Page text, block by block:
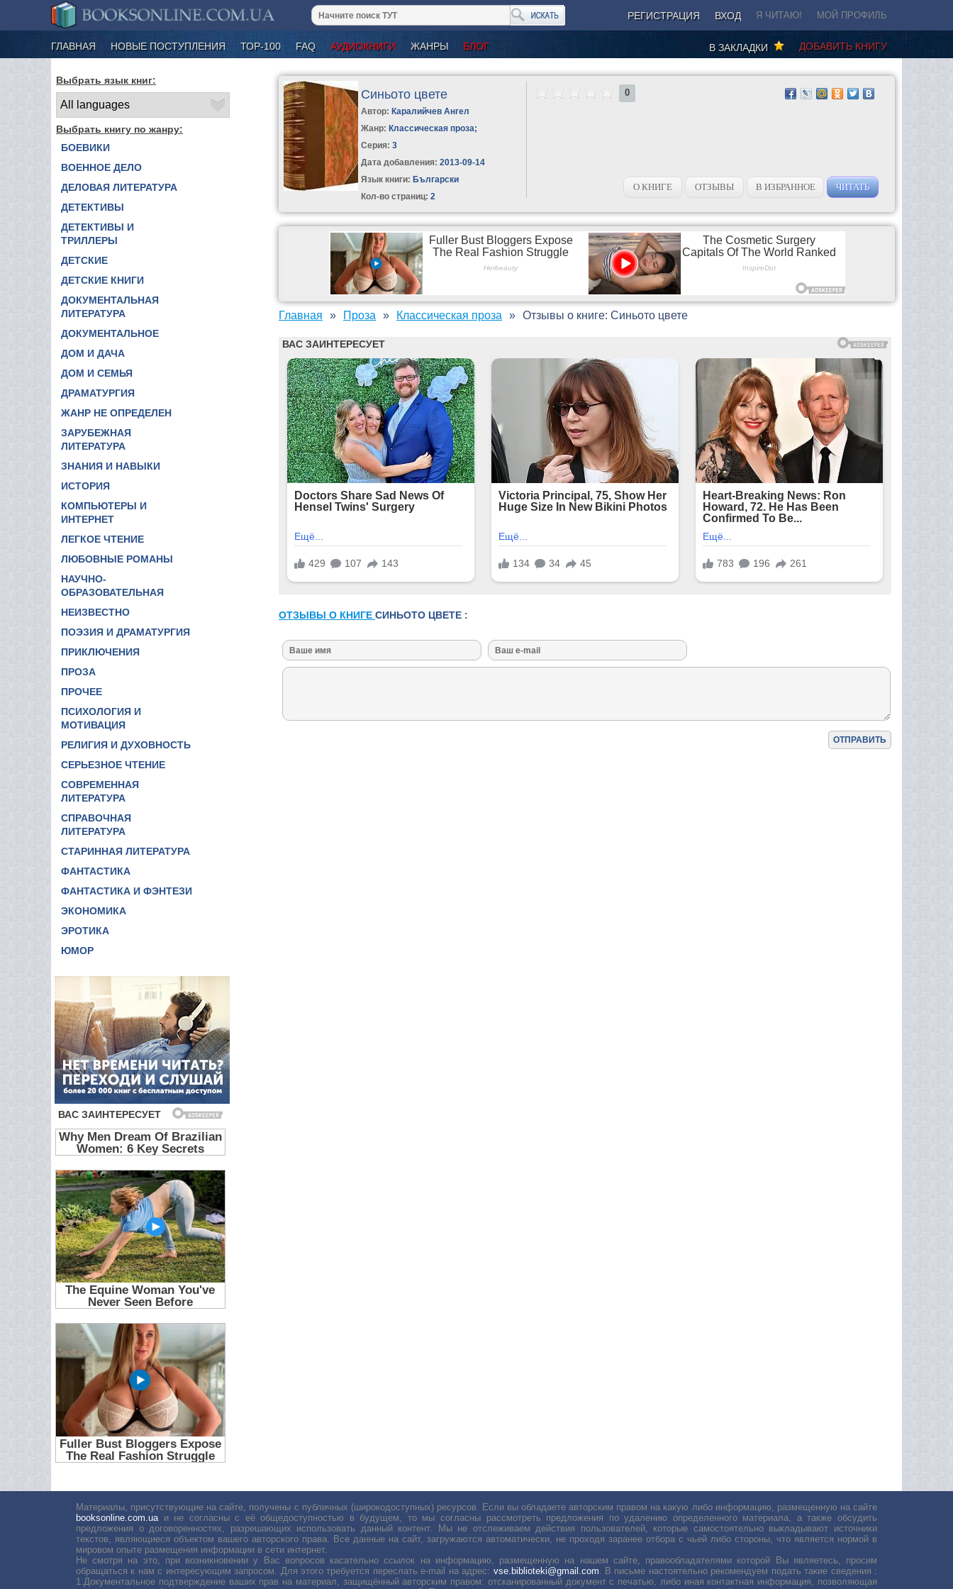
РЕГИСТРАЦИЯ ВХОД Я ЧИТАЮ! МОЙ ПРОФИЛЬ
ГЛАВНАЯ НОВЫЕ ПОСТУПЛЕНИЯ ТОР-100 FAQ АУДИОКНИГИ ЖАНРЫ БЛОГ ДОБАВИТЬ КНИГУ
В ЗАКЛАДКИ
Выбрать язык книг:
Выбрать книгу по жанру:
БОЕВИКИ
ВОЕННОЕ ДЕЛО
ДЕЛОВАЯ ЛИТЕРАТУРА
ДЕТЕКТИВЫ
ДЕТЕКТИВЫ И
ТРИЛЛЕРЫ
ДЕТСКИЕ
ДЕТСКИЕ КНИГИ
ДОКУМЕНТАЛЬНАЯ
ЛИТЕРАТУРА
ДОКУМЕНТАЛЬНОЕ
ДОМ И ДАЧА
ДОМ И СЕМЬЯ
ДРАМАТУРГИЯ
ЖАНР НЕ ОПРЕДЕЛЕН
ЗАРУБЕЖНАЯ
ЛИТЕРАТУРА
ЗНАНИЯ И НАВЫКИ
ИСТОРИЯ
КОМПЬЮТЕРЫ И
ИНТЕРНЕТ
ЛЕГКОЕ ЧТЕНИЕ
ЛЮБОВНЫЕ РОМАНЫ
НАУЧНО-
ОБРАЗОВАТЕЛЬНАЯ
НЕИЗВЕСТНО
ПОЭЗИЯ И ДРАМАТУРГИЯ
ПРИКЛЮЧЕНИЯ
ПРОЗА
ПРОЧЕЕ
ПСИХОЛОГИЯ И
МОТИВАЦИЯ
РЕЛИГИЯ И ДУХОВНОСТЬ
СЕРЬЕЗНОЕ ЧТЕНИЕ
СОВРЕМЕННАЯ
ЛИТЕРАТУРА
СПРАВОЧНАЯ
ЛИТЕРАТУРА
СТАРИННАЯ ЛИТЕРАТУРА
ФАНТАСТИКА
ФАНТАСТИКА И ФЭНТЕЗИ
ЭКОНОМИКА
ЭРОТИКА
ЮМОР
Синьото цвете
Автор: Каралийчев Ангел
Жанр: Классическая проза;
Серия:3
Дата добавления: 2013-09-14
Язык книги: Български
Кол-во страниц: 2
0
О КНИГЕ ОТЗЫВЫ В ИЗБРАННОЕ ЧИТАТЬ
Главная Проза Классическая проза Отзывы о книге: Синьото цвете
ОТЗЫВЫ О КНИГЕ СИНЬОТО ЦВЕТЕ :
Материалы, присутствующие на сайте, получены с публичных (широкодоступных) ресурсов. Если вы обладаете авторским правом на какую либо информацию, размещенную на сайте
booksonline.com.ua и не согласны с её общедоступностью в будущем, то мы согласны рассмотреть предложения по удалению определенного материала, а также обсудить
предложения о договоренностях, разрешающих использовать данный контент. Мы не отслеживаем действия пользователей, которые самостоятельно выкладывают источники
текстов, являющиеся объектом вашего авторского права. Все данные на сайт, загружаются автоматически, не проходя заранее отбора с чьей либо стороны, что является нормой в
мировом опыте размещения информации в сети интернет.
Не смотря на это, при возникновении у Вас вопросов касательно ссылок на информацию, размещенную на нашем сайте, правообладателями которой Вы являетесь, просим
обращаться к нам с интересующим запросом. Для этого требуется переслать е-mail на адрес: vse.biblioteki@gmail.com . В письме настоятельно рекомендуем подать такие сведения :
1.Документальное подтверждение ваших прав на материал, защищённый авторским правом: отсканированный документ с печатью, либо иная контактная информация, позволяющая